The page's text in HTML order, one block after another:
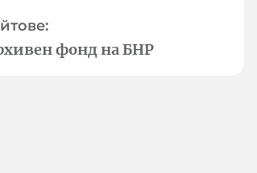
фонд на БНР